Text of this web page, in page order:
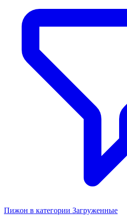
Пижон в категории Загруженные